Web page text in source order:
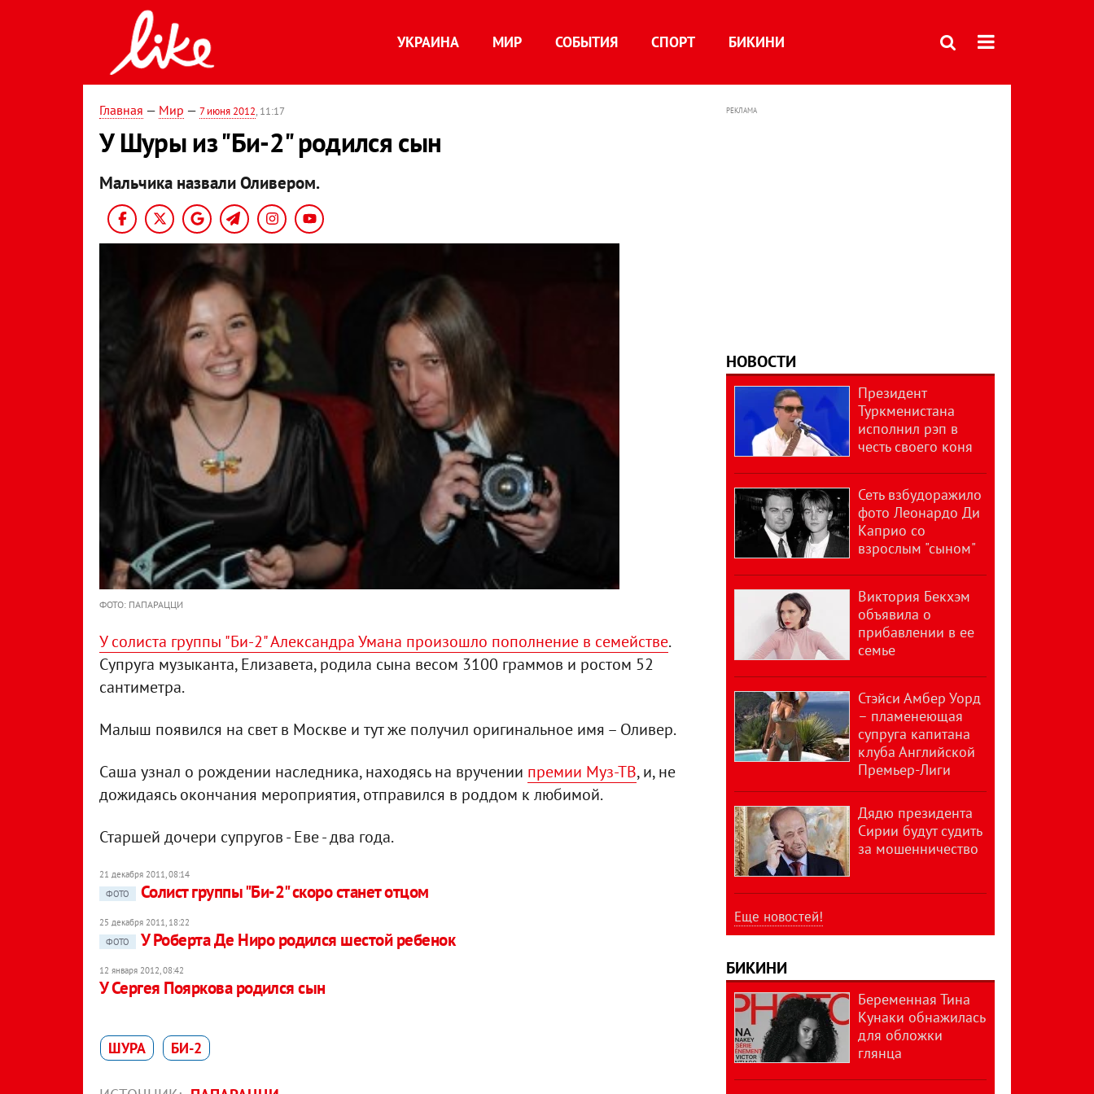
УКРАИНА МИР СОБЫТИЯ СПОРТ БИКИНИ
Главная — Мир — 7 июня 2012, 11:17
У Шуры из "Би-2" родился сын
Мальчика назвали Оливером.
ФОТО: ПАПАРАЦЦИ
У солиста группы "Би-2" Александра Умана произошло пополнение в семействе.
Супруга музыканта, Елизавета, родила сына весом 3100 граммов и ростом 52
сантиметра.
Малыш появился на свет в Москве и тут же получил оригинальное имя – Оливер.
Саша узнал о рождении наследника, находясь на вручении премии Муз-ТВ, и, не
дожидаясь окончания мероприятия, отправился в роддом к любимой.
Старшей дочери супругов - Еве - два года.
21 декабря 2011, 08:14
ФОТО
Солист группы "Би-2" скоро станет отцом
25 декабря 2011, 18:22
ФОТО
У Роберта Де Ниро родился шестой ребенок
12 января 2012, 08:42
У Сергея Пояркова родился сын
ШУРА БИ-2
РЕКЛАМА
НОВОСТИ
Президент
Туркменистана
исполнил рэп в
честь своего коня
Сеть взбудоражило
фото Леонардо Ди
Каприо со
взрослым "сыном"
Виктория Бекхэм
объявила о
прибавлении в ее
семье
Стэйси Амбер Уорд
– пламенеющая
супруга капитана
клуба Английской
Премьер-Лиги
Дядю президента
Сирии будут судить
за мошенничество
Еще новостей!
БИКИНИ
Беременная Тина
Кунаки обнажилась
для обложки
глянца